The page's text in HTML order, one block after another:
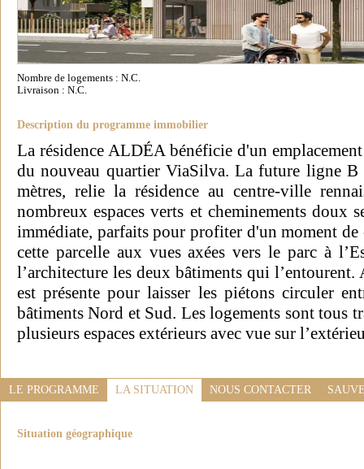
Nombre de logements : N.C.
Livraison : N.C.
Description du programme immobilier
La résidence ALDÉA bénéficie d'un
du nouveau quartier ViaSilva. La future ligne
mètres, relie la résidence au centre-ville
nombreux espaces verts et cheminements doux
immédiate, parfaits pour profiter d'un moment de
cette parcelle aux vues axées vers le parc à
l’architecture les deux bâtiments qui
est présente pour laisser les piétons circuler
bâtiments Nord et Sud. Les logements sont tous
plusieurs espaces extérieurs avec vue sur
LE PROGRAMME LA SITUATION NOUS CONTACTER
Situation géographique